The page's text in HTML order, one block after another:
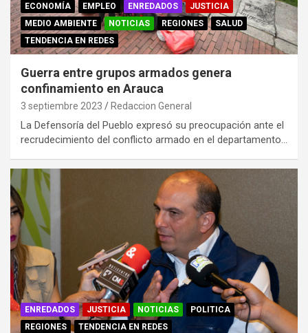
ECONOMÍA EMPLEO ENREDADOS
JUSTICIA
MEDIO AMBIENTE
NOTICIAS REGIONES
SALUD
TENDENCIA EN REDES
Guerra entre grupos armados genera
confinamiento en Arauca
3 septiembre 2023 Redaccion General
La Defensoría del Pueblo expresó su preocupación ante el
recrudecimiento del conflicto armado en el departamento…
ENREDADOS JUSTICIA NOTICIAS
POLITICA
REGIONES
TENDENCIA EN REDES